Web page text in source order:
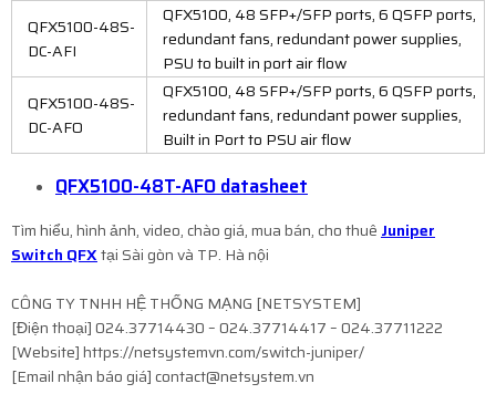
QFX5100-48S-
DC-AFI
QFX5100, 48 SFP+/SFP ports, 6 QSFP ports,
redundant fans, redundant power supplies,
PSU to built in port air flow
QFX5100-48S-
DC-AFO
QFX5100, 48 SFP+/SFP ports, 6 QSFP ports,
redundant fans, redundant power supplies,
Built in Port to PSU air flow
QFX5100-48T-AFO datasheet
Tìm hiểu, hình ảnh, video, chào giá, mua bán, cho thuê Juniper
Switch QFXtại Sài gòn và TP. Hà nội
CÔNG TY TNHH HỆ THỐNG MẠNG [NETSYSTEM]
[Điện thoại] 024.37714430 – 024.37714417 – 024.37711222
[Website] https://netsystemvn.com/switch-juniper/
[Email nhận báo giá] contact@netsystem.vn